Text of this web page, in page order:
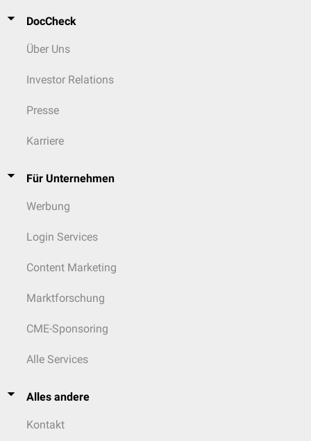
DocCheck
Über Uns
Investor Relations
Presse
Karriere
Für Unternehmen
Werbung
Login Services
Content Marketing
Marktforschung
CME-Sponsoring
Alle Services
Alles andere
Kontakt